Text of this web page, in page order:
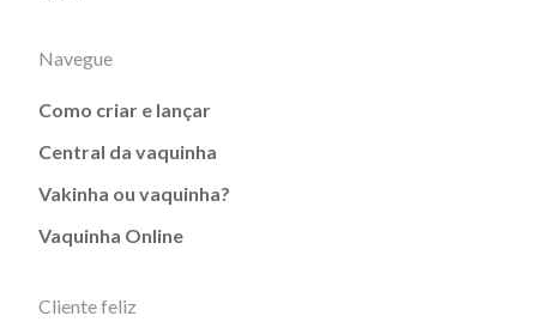
Navegue
Como criar e lançar
Central da vaquinha
Vakinha ou vaquinha?
Vaquinha Online
Cliente feliz